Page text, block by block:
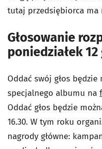
tutaj przedsiębiorca ma
Głosowanie
poniedziałek
Oddać swój głos
specjalnego albumu na
Oddać głos będzie
16.30. W tym roku
nagrody główne: